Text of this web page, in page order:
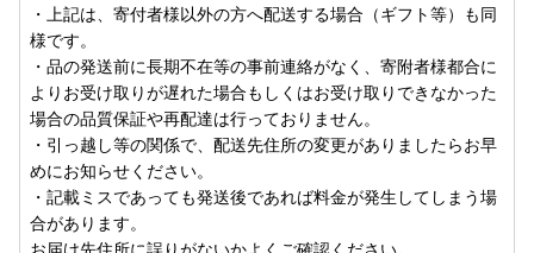
・上記は、寄付者様以外の方へ配送する場合（ギフト等）も同
様です。
・品の発送前に長期不在等の事前連絡がなく、寄附者様都合に
よりお受け取りが遅れた場合もしくはお受け取りできなかった
場合の品質保証や再配達は行っておりません。
・引っ越し等の関係で、配送先住所の変更がありましたらお早
めにお知らせください。
・記載ミスであっても発送後であれば料金が発生してしまう場
合があります。